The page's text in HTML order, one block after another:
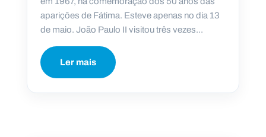
aparições de Fátima. Esteve apenas no dia 13
de maio. João Paulo II visitou três vezes...
Ler mais